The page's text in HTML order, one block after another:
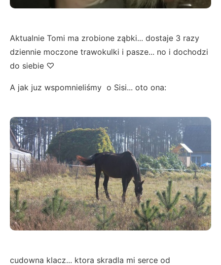
Aktualnie Tomi ma zrobione ząbki... dostaje 3 razy
dziennie moczone trawokulki i pasze... no i dochodzi
do siebie ♡
A jak juz wspomnieliśmy o Sisi... oto ona:
cudowna klacz... ktora skradla mi serce od